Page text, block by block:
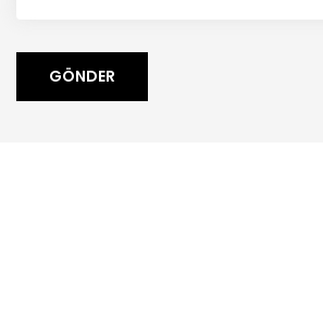
GÖNDER